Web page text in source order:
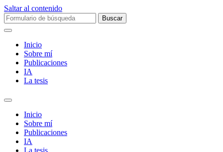
Saltar al contenido
Buscar:
Inicio
Sobre mí­
Publicaciones
IA
La tesis
Alternar
campo
búsqueda
Inicio
Sobre mí­
Publicaciones
IA
La tesis